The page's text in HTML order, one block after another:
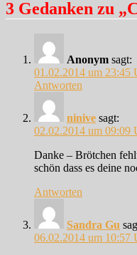
3 Gedanken zu
Anonym sagt:
01.02.2014 um 23:45
Antworten
ninive sagt:
02.02.2014 um 09:09
Danke – Brötchen
schön dass es deine
Antworten
Sandra Gu
06.02.2014 um 10:57